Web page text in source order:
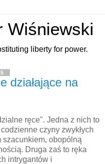
Wiśniewski
liberty for power.
działające na
ręce". Jedna z nich to
czyny zwykłych
szacunkiem, obopólną
Druga zaś to ręka
intrygantów i